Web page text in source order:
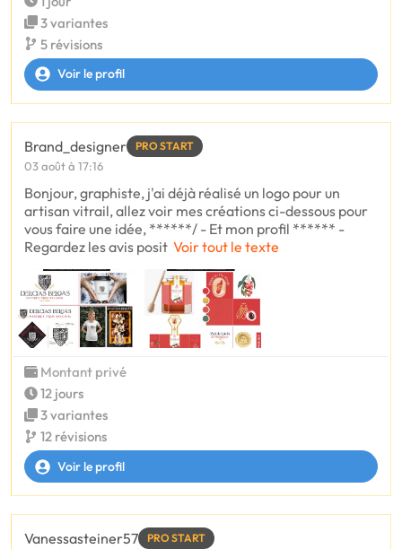
3 variantes
5 révisions
Voir le profil
Brand_designer PRO START
03 août à 17:16
Bonjour, graphiste, j'ai déjà réalisé un logo pour un
artisan vitrail, allez voir mes créations ci-dessous pour
vous faire une idée, ******/ - Et mon profil ****** -
Regardez les avis posit Voir tout le texte
Montant privé
12 jours
3 variantes
12 révisions
Voir le profil
Vanessasteiner57 PRO START